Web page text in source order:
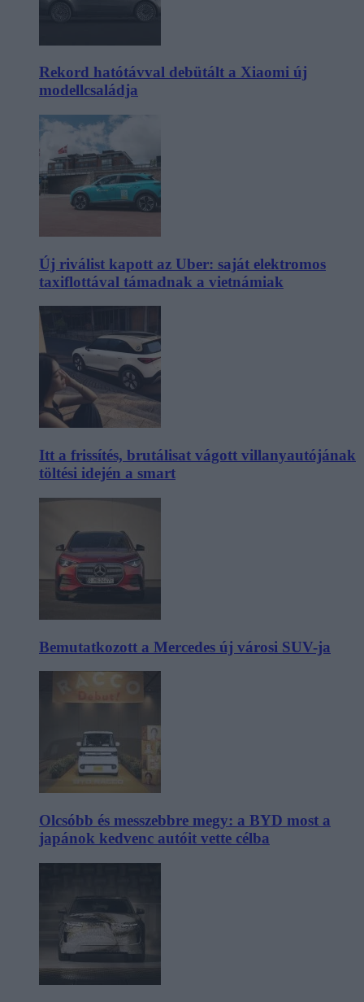
Rekord hatótávval debütált a Xiaomi új
modellcsaládja
Új riválist kapott az Uber: saját elektromos
taxiflottával támadnak a vietnámiak
Itt a frissítés, brutálisat vágott villanyautójának
töltési idején a smart
Bemutatkozott a Mercedes új városi SUV-ja
Olcsóbb és messzebbre megy: a BYD most a
japánok kedvenc autóit vette célba